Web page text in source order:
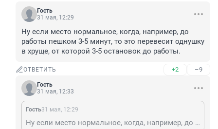
Гость
31 мая, 12:29
Ну если место нормальное, когда, например, до
работы пешком 3-5 минут, то это перевесит однушку
в хруще, от которой 3-5 остановок до работы.
ОТВЕТИТЬ +2 –9
Гость
31 мая, 12:33
Гость31 мая, 12:29
Ну если место нормальное, когда, например, до работы пешком 3-5 минут, то это перевесит однушку в хруще, от которой 3-5 остановок до работы.